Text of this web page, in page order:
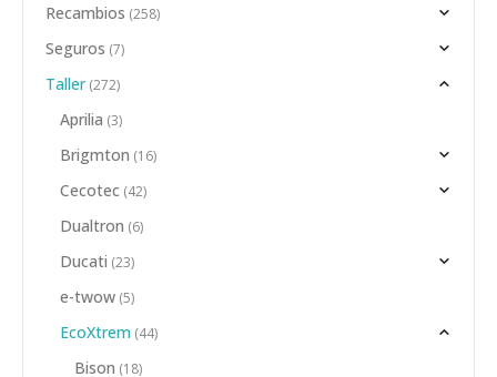
Recambios (258)
Seguros (7)
Taller (272)
Aprilia (3)
Brigmton (16)
Cecotec (42)
Dualtron (6)
Ducati (23)
e-twow (5)
EcoXtrem (44)
Bison (18)